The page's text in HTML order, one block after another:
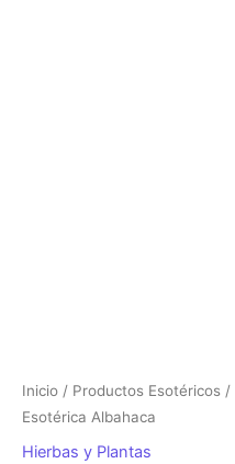
Inicio / Productos Esotéricos /
Esotérica Albahaca
Hierbas y Plantas